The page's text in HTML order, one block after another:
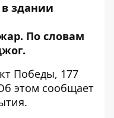
здании
По словам
Победы, 177
этом сообщает